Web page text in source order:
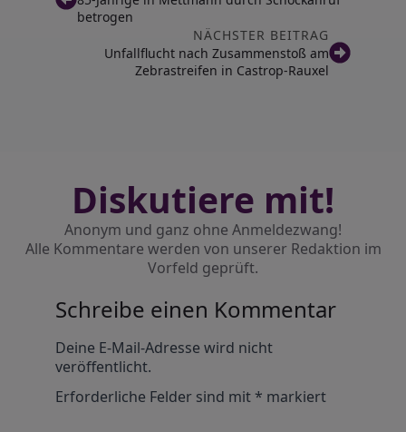
betrogen
NÄCHSTER BEITRAG
Unfallflucht nach Zusammenstoß am
Zebrastreifen in Castrop-Rauxel
Diskutiere mit!
Anonym und ganz ohne Anmeldezwang!
Alle Kommentare werden von unserer Redaktion im
Vorfeld geprüft.
Schreibe einen Kommentar
Deine E-Mail-Adresse wird nicht
veröffentlicht.
Erforderliche Felder sind mit* markiert